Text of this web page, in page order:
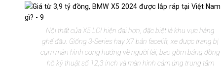
Nội thất của X5 LCI hiện đại hơn, đặc biệt là khu vực hàng
ghế đầu. Giống 3-Series hay X7 bản facelift, xe được trang bị
cụm màn hình cong hướng về người lái, bao gồm bảng đồng
hồ kỹ thuật số 12,3 inch và màn hình cảm ứng trung tâm